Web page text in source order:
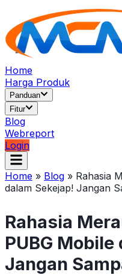
Home
Harga Produk
Panduan
Fitur
Blog
Webreport
Login
Home » Blog » Rahasia
dalam Sekejap! Jangan
Rahasia
PUBG
Jangan